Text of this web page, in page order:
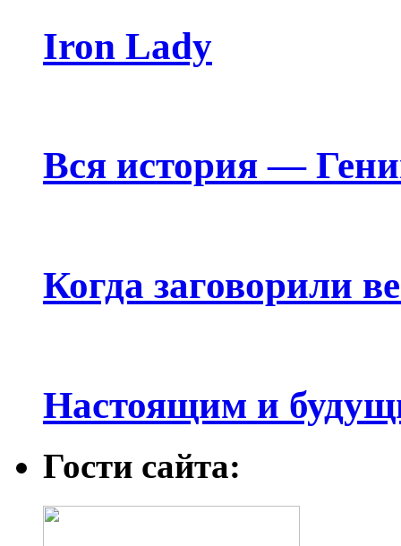
Iron Lady
Вся история —
Когда заговорили
Настоящим и
Гости сайта: